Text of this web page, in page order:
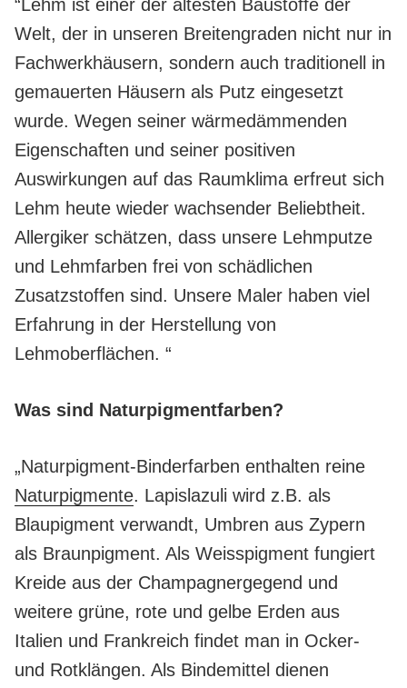
“Lehm ist einer der ältesten Baustoffe der
Welt, der in unseren Breitengraden nicht nur in
Fachwerkhäusern, sondern auch traditionell in
gemauerten Häusern als Putz eingesetzt
wurde. Wegen seiner wärmedämmenden
Eigenschaften und seiner positiven
Auswirkungen auf das Raumklima erfreut sich
Lehm heute wieder wachsender Beliebtheit.
Allergiker schätzen, dass unsere Lehmputze
und Lehmfarben frei von schädlichen
Zusatzstoffen sind. Unsere Maler haben viel
Erfahrung in der Herstellung von
Lehmoberflächen. “
Was sind Naturpigmentfarben?
„Naturpigment-Binderfarben enthalten reine
Naturpigmente. Lapislazuli wird z.B. als
Blaupigment verwandt, Umbren aus Zypern
als Braunpigment. Als Weisspigment fungiert
Kreide aus der Champagnergegend und
weitere grüne, rote und gelbe Erden aus
Italien und Frankreich findet man in Ocker-
und Rotklängen. Als Bindemittel dienen